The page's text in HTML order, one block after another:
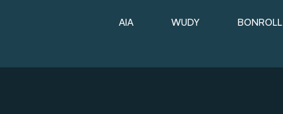
AIA WUDY BONROLL